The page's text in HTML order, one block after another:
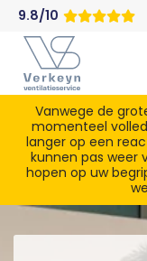
9.8/10
Vanwege de
momenteel
langer op een
kunnen pas weer
hopen op uw